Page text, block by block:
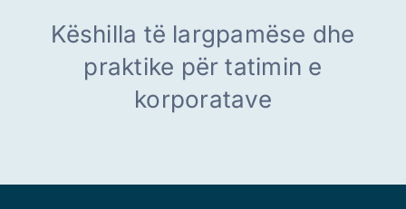
Shqip
Këshilla të largpamëse dhe
praktike për tatimin e
korporatave